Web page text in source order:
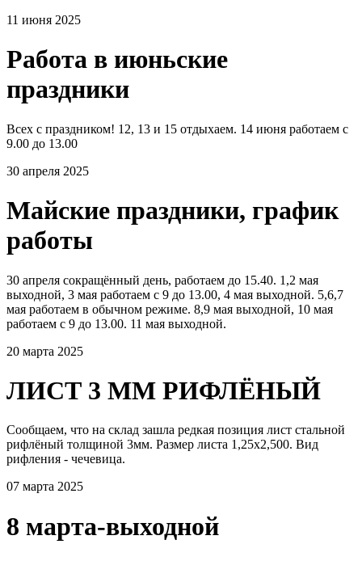
11 июня 2025
Работа в июньские
праздники
Всех с праздником! 12, 13 и 15 отдыхаем. 14 июня работаем с
9.00 до 13.00
30 апреля 2025
Майские праздники, график
работы
30 апреля сокращённый день, работаем до 15.40. 1,2 мая
выходной, 3 мая работаем с 9 до 13.00, 4 мая выходной. 5,6,7
мая работаем в обычном режиме. 8,9 мая выходной, 10 мая
работаем с 9 до 13.00. 11 мая выходной.
20 марта 2025
ЛИСТ 3 ММ РИФЛЁНЫЙ
Сообщаем, что на склад зашла редкая позиция лист стальной
рифлёный толщиной 3мм. Размер листа 1,25х2,500. Вид
рифления - чечевица.
07 марта 2025
8 марта-выходной